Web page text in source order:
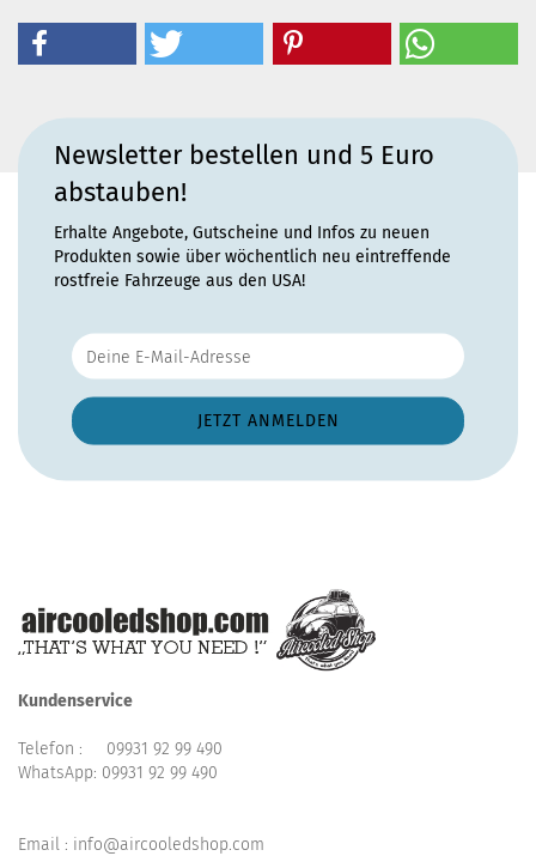
Newsletter bestellen und 5 Euro
abstauben!
Erhalte Angebote, Gutscheine und Infos zu neuen
Produkten sowie über wöchentlich neu eintreffende
rostfreie Fahrzeuge aus den USA!
Kundenservice
Telefon : 09931 92 99 490
WhatsApp: 09931 92 99 490
Email : info@aircooledshop.com